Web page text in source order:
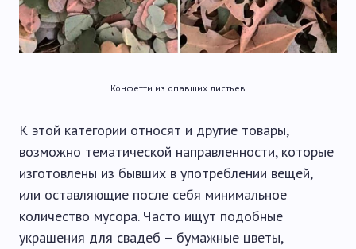
Конфетти из опавших листьев
К этой категории относят и другие товары,
возможно тематической направленности, которые
изготовлены из бывших в употреблении вещей,
или оставляющие после себя минимальное
количество мусора. Часто ищут подобные
украшения для свадеб – бумажные цветы,